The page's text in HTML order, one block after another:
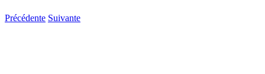
Précédente Suivante